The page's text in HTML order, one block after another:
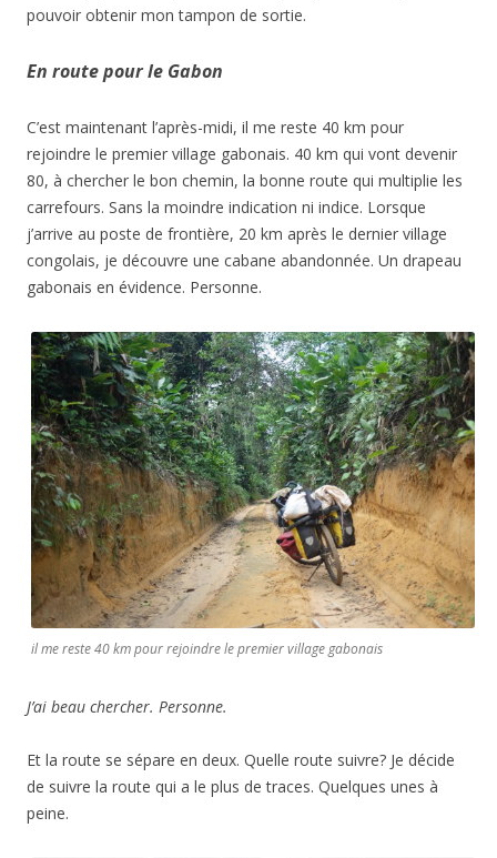
pouvoir obtenir mon tampon de sortie.
En route pour le Gabon
C’est maintenant l’après-midi, il me reste 40 km pour
rejoindre le premier village gabonais. 40 km qui vont devenir
80, à chercher le bon chemin, la bonne route qui multiplie les
carrefours. Sans la moindre indication ni indice. Lorsque
j’arrive au poste de frontière, 20 km après le dernier village
congolais, je découvre une cabane abandonnée. Un drapeau
gabonais en évidence. Personne.
il me reste 40 km pour rejoindre le premier village gabonais
J’ai beau chercher. Personne.
Et la route se sépare en deux. Quelle route suivre? Je décide
de suivre la route qui a le plus de traces. Quelques unes à
peine.